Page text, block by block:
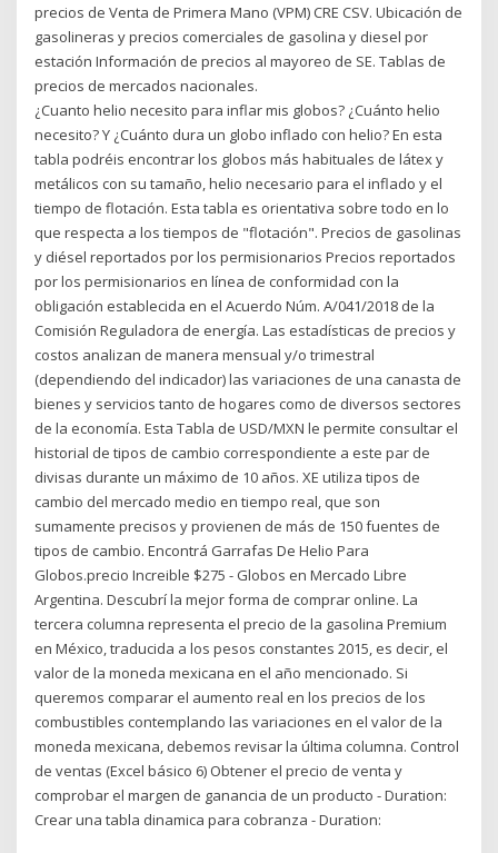
precios de Venta de Primera Mano (VPM) CRE CSV. Ubicación de
gasolineras y precios comerciales de gasolina y diesel por
estación Información de precios al mayoreo de SE. Tablas de
precios de mercados nacionales.
¿Cuanto helio necesito para inflar mis globos? ¿Cuánto helio
necesito? Y ¿Cuánto dura un globo inflado con helio? En esta
tabla podréis encontrar los globos más habituales de látex y
metálicos con su tamaño, helio necesario para el inflado y el
tiempo de flotación. Esta tabla es orientativa sobre todo en lo
que respecta a los tiempos de "flotación". Precios de gasolinas
y diésel reportados por los permisionarios Precios reportados
por los permisionarios en línea de conformidad con la
obligación establecida en el Acuerdo Núm. A/041/2018 de la
Comisión Reguladora de energía. Las estadísticas de precios y
costos analizan de manera mensual y/o trimestral
(dependiendo del indicador) las variaciones de una canasta de
bienes y servicios tanto de hogares como de diversos sectores
de la economía. Esta Tabla de USD/MXN le permite consultar el
historial de tipos de cambio correspondiente a este par de
divisas durante un máximo de 10 años. XE utiliza tipos de
cambio del mercado medio en tiempo real, que son
sumamente precisos y provienen de más de 150 fuentes de
tipos de cambio. Encontrá Garrafas De Helio Para
Globos.precio Increible $275 - Globos en Mercado Libre
Argentina. Descubrí la mejor forma de comprar online. La
tercera columna representa el precio de la gasolina Premium
en México, traducida a los pesos constantes 2015, es decir, el
valor de la moneda mexicana en el año mencionado. Si
queremos comparar el aumento real en los precios de los
combustibles contemplando las variaciones en el valor de la
moneda mexicana, debemos revisar la última columna. Control
de ventas (Excel básico 6) Obtener el precio de venta y
comprobar el margen de ganancia de un producto - Duration:
Crear una tabla dinamica para cobranza - Duration: